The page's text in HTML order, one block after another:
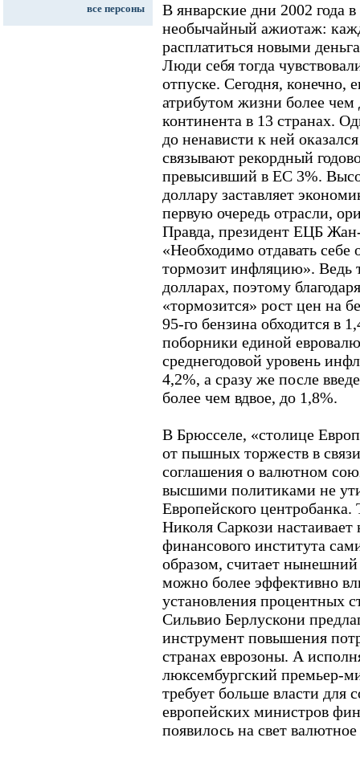
все персоны
В январские дни 2002 года
необычайный ажиотаж:
расплатиться новыми
Люди себя тогда
отпуске. Сегодня, конечно,
атрибутом жизни более
континента в 13 странах.
до ненависти к ней
связывают рекордный
превысивший в ЕС 3%.
доллару заставляет
первую очередь отрасли,
Правда, президент ЕЦБ
«Необходимо отдавать себе
тормозит инфляцию». Ведь
долларах, поэтому
«тормозится» рост цен на
95-го бензина обходится в
поборники единой
среднегодовой уровень
4,2%, а сразу же после
более чем вдвое, до 1,8%.
В Брюсселе, «столице
от пышных торжеств в
соглашения о валютном
высшими политиками не
Европейского
Николя Саркози
финансового института
образом, считает нынешний
можно более эффективно
установления процентных
Сильвио Берлускони
инструмент повышения
странах еврозоны. А
люксембургский премьер-
требует больше власти для
европейских министров
появилось на свет